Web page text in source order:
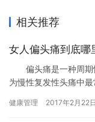
相关推荐
女人偏头痛到底哪
偏头痛是一种周期
为慢性复发性头痛中
症状。…
健康管理 2017年2月22日